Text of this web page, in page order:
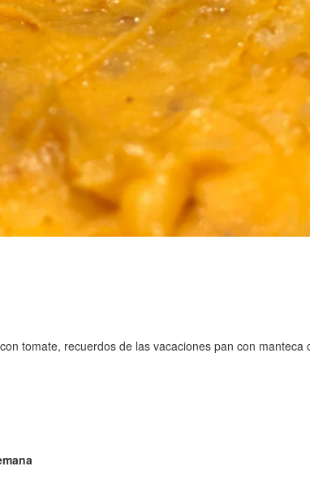
tomate, recuerdos de las vacaciones pan con manteca